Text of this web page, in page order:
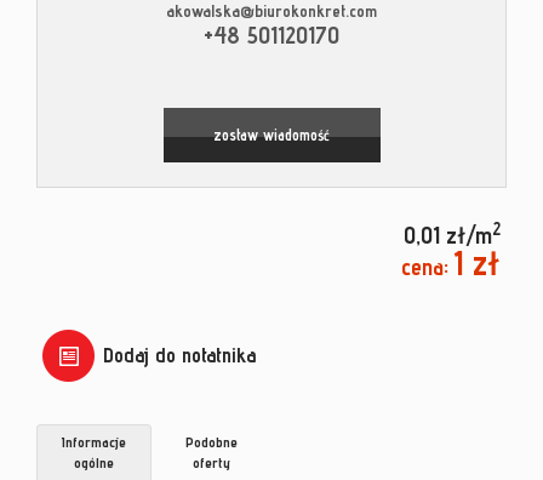
Leaflet © MapTiler©
akowalska@biurokonkret.com
+48 501120170
zostaw wiadomość
0,01 zł/m2
cena: 1 zł
Dodaj do notatnika
Informacje
ogólne
Podobne
oferty